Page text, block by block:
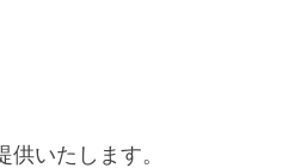
いたします。